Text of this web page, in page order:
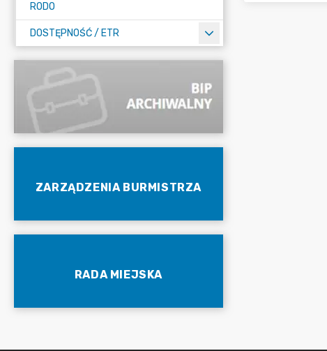
RODO
DOSTĘPNOŚĆ / ETR
ZARZĄDZENIA BURMISTRZA
RADA MIEJSKA